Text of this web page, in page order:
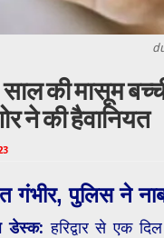
की मासूम
ने की हैवानियत
गंभीर, पुलिस ने
डेस्क: हरिद्वार से एक